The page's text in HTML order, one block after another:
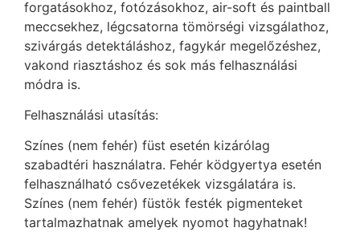
forgatásokhoz, fotózásokhoz, air-soft és paintball
meccsekhez, légcsatorna tömörségi vizsgálathoz,
szivárgás detektáláshoz, fagykár megelőzéshez,
vakond riasztáshoz és sok más felhasználási
módra is.
Felhasználási utasítás:
Színes (nem fehér) füst esetén kizárólag
szabadtéri használatra. Fehér ködgyertya esetén
felhasználható csővezetékek vizsgálatára is.
Színes (nem fehér) füstök festék pigmenteket
tartalmazhatnak amelyek nyomot hagyhatnak!